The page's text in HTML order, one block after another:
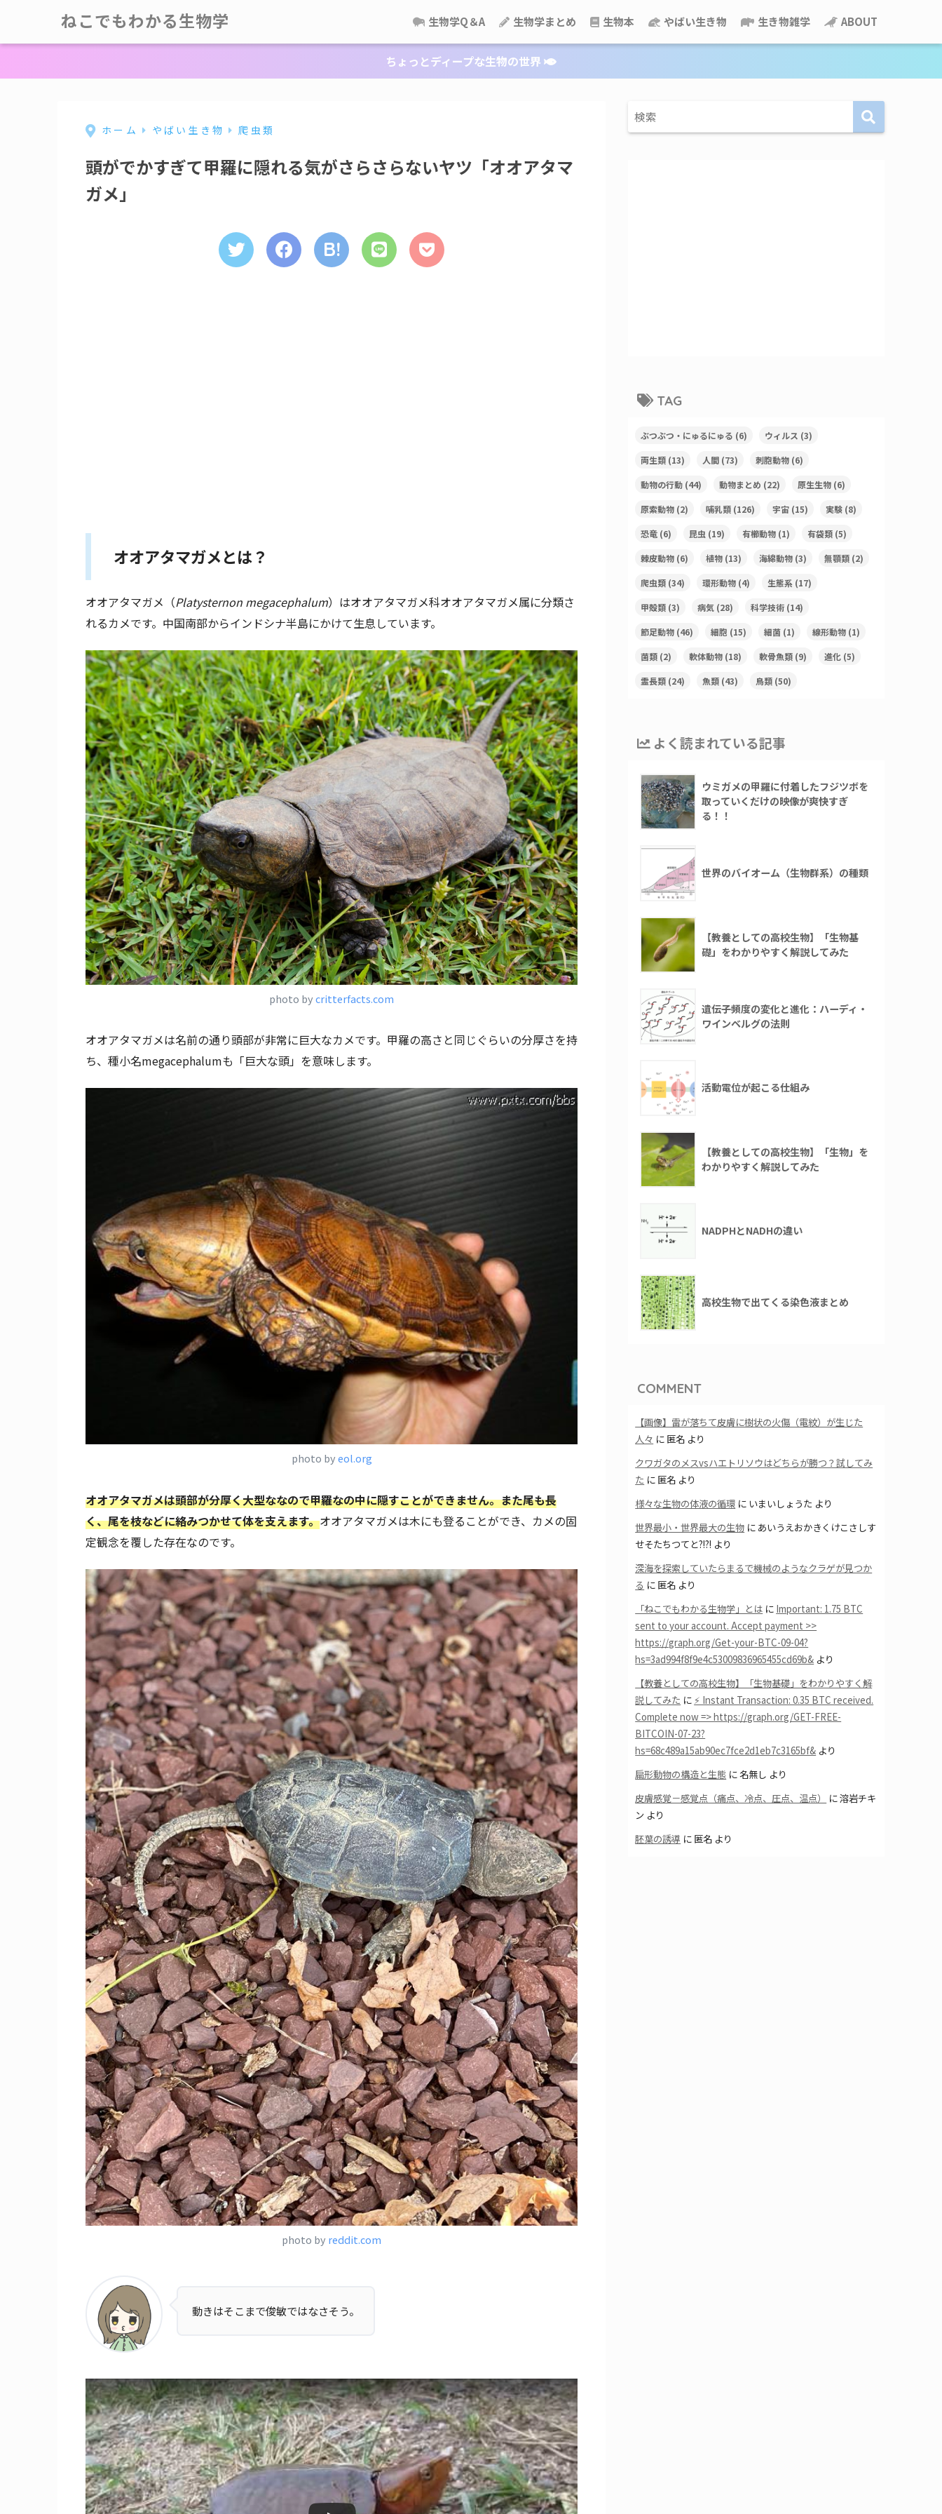
ねこでもわかる生物学 生物学Q＆A 生物学まとめ 生物本 やばい生き物 生き物雑学 ABOUT
ちょっとディープな生物の世界
ホーム やばい生き物 爬虫類
頭がでかすぎて甲羅に隠れる気がさらさらないヤツ「オオアタマ
ガメ」
オオアタマガメとは？
オオアタマガメ（Platysternon megacephalum）はオオアタマガメ科オオアタマガメ属に分類さ
れるカメです。中国南部からインドシナ半島にかけて生息しています。
photo bycritterfacts.com
オオアタマガメは名前の通り頭部が非常に巨大なカメです。甲羅の高さと同じぐらいの分厚さを持
ち、種小名megacephalumも「巨大な頭」を意味します。
photo byeol.org
オオアタマガメは頭部が分厚く大型ななので甲羅なの中に隠すことができません。また尾も長
く、尾を枝などに絡みつかせて体を支えます。オオアタマガメは木にも登ることができ、カメの固
定観念を覆した存在なのです。
photo by reddit.com
動きはそこまで俊敏ではなさそう。
TAG
ぶつぶつ・にゅるにゅる (6) ウィルス (3)
両生類 (13) 人間 (73) 刺胞動物 (6)
動物の行動 (44) 動物まとめ (22) 原生生物 (6)
原索動物 (2) 哺乳類 (126) 宇宙 (15) 実験 (8)
恐竜 (6) 昆虫 (19) 有櫛動物 (1) 有袋類 (5)
棘皮動物 (6) 植物 (13) 海綿動物 (3) 無顎類 (2)
爬虫類 (34) 環形動物 (4) 生態系 (17)
甲殻類 (3) 病気 (28) 科学技術 (14)
節足動物 (46) 細胞 (15) 細菌 (1) 線形動物 (1)
菌類 (2) 軟体動物 (18) 軟骨魚類 (9) 進化 (5)
霊長類 (24) 魚類 (43) 鳥類 (50)
よく読まれている記事
ウミガメの甲羅に付着したフジツボを
取っていくだけの映像が爽快すぎ
る！！
世界のバイオーム（生物群系）の種類
【教養としての高校生物】「生物基
礎」をわかりやすく解説してみた
遺伝子頻度の変化と進化：ハーディ・
ワインベルグの法則
活動電位が起こる仕組み
【教養としての高校生物】「生物」を
わかりやすく解説してみた
NADPHとNADHの違い
高校生物で出てくる染色液まとめ
COMMENT
【画像】雷が落ちて皮膚に樹状の火傷（電紋）が生じた
人々 に 匿名 より
クワガタのメスvsハエトリソウはどちらが勝つ？試してみ
た に 匿名 より
様々な生物の体液の循環 に いまいしょうた より
世界最小・世界最大の生物 に あいうえおかきくけこさしす
せそたちつてと?!?! より
深海を探索していたらまるで機械のようなクラゲが見つか
る に 匿名 より
「ねこでもわかる生物学」とは に Important: 1.75 BTC
sent to your account. Accept payment >>
https://graph.org/Get-your-BTC-09-04?
hs=3ad994f8f9e4c53009836965455cd69b& より
【教養としての高校生物】「生物基礎」をわかりやすく解
説してみた に ⚡ Instant Transaction: 0.35 BTC received.
Complete now => https://graph.org/GET-FREE-
BITCOIN-07-23?
hs=68c489a15ab90ec7fce2d1eb7c3165bf& より
扁形動物の構造と生態 に名無し より
皮膚感覚－感覚点（痛点、冷点、圧点、温点）
に溶岩チキ
ン より
胚葉の誘導 に 匿名 より